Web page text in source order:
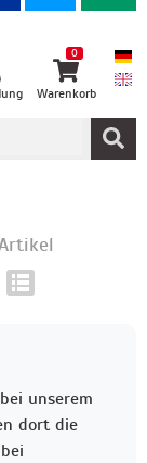
0
Warenkorb
unserem
dort die